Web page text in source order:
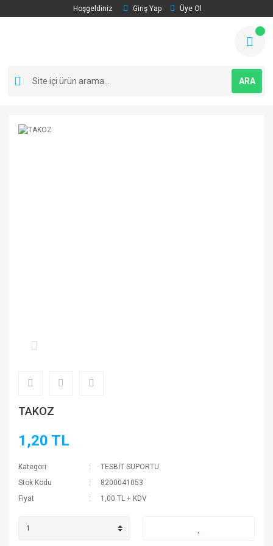
Hoşgeldiniz Giriş Yap Üye Ol
ARA
TAKOZ
1,20 TL
Kategori
TESBİT SUPORTU
Stok Kodu
8200041053
Fiyat
1,00 TL + KDV